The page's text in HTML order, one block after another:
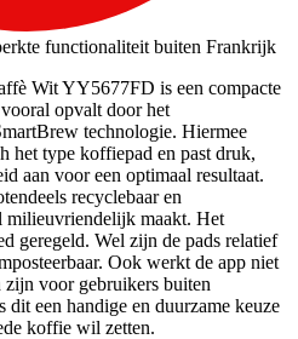
functionaliteit buiten Frankrijk
Wit YY5677FD is een compacte
opvalt door het
technologie. Hiermee
het type koffiepad en past druk,
aan voor een optimaal resultaat.
recyclebaar en
milieuvriendelijk maakt. Het
geregeld. Wel zijn de pads relatief
Ook werkt de app niet
voor gebruikers buiten
een handige en duurzame keuze
koffie wil zetten.